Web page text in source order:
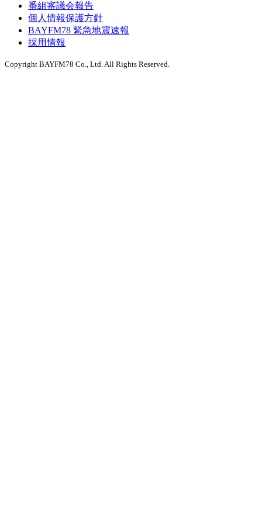
番組審議会報告
個人情報保護方針
BAYFM78 緊急地震速報
採用情報
Copyright BAYFM78 Co., Ltd. All Rights Reserved.